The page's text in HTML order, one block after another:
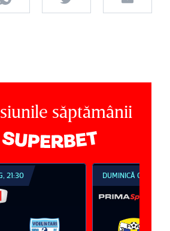
săptămânii
21:30 DUMINICĂ 09 AUG,